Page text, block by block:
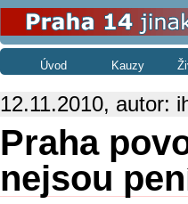
Úvod Kauzy
12.11.2010, autor:
Praha
nejsou